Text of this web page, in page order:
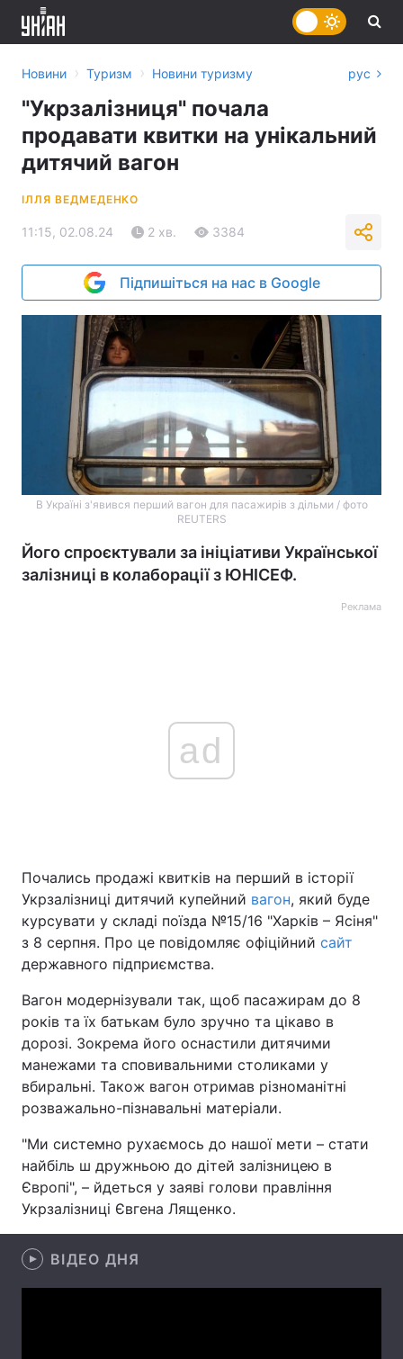
Головна Війна
Україна Політика
Економіка
Спорт Наука
Техно і зв'язок Лайт
Зброя Інциденти
Туризм
Цікавинки Погода
Екологія
Новини › Туризм › Новини туризму рус
"Укрзалізниця" почала
продавати квитки на унікальний
дитячий вагон
ІЛЛЯ ВЕДМЕДЕНКО
11:15, 02.08.24 2 хв. 3384
Підпишіться на нас в Google
В Україні з'явився перший вагон для пасажирів з дільми / фото
REUTERS
Його спроєктували за ініціативи Української
залізниці в колаборації з ЮНІСЕФ.
Реклама
ad
Почались продажі квитків на перший в історії
Укрзалізниці дитячий купейний вагон, який буде
курсувати у складі поїзда №15/16 "‎Харків – Ясіня"‎
з 8 серпня. Про це повідомляє офіційний сайт
державного підприємства.
Вагон модернізували так, щоб пасажирам до 8
років та їх батькам було зручно та цікаво в
дорозі. Зокрема його оснастили дитячими
манежами та сповивальними столиками у
вбиральні. Також вагон отримав різноманітні
розважально-пізнавальні матеріали.
"Ми системно рухаємось до нашої мети – стати
найбіль ш дружньою до дітей залізницею в
Європі", – йдеться у заяві голови правління
Укрзалізниці Євгена Лященко.
ВІДЕО ДНЯ